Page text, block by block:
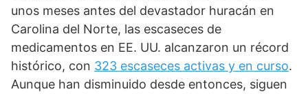
unos meses antes del devastador huracán en
Carolina del Norte, las escaseces de
medicamentos en EE. UU. alcanzaron un récord
histórico, con 323 escaseces activas y en curso.
Aunque han disminuido desde entonces, siguen